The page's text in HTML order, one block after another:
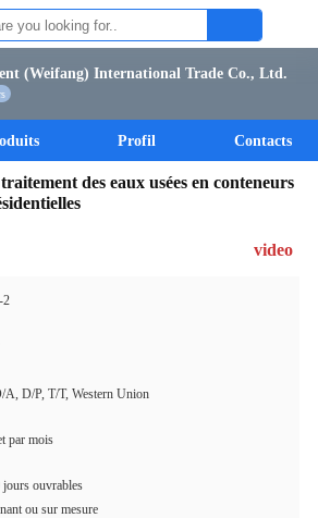
(Weifang) International Trade Co., Ltd.
Profil Contacts
des eaux usées en conteneurs
video
2
A, D/P, T/T, Western Union
par mois
jours ouvrables
ou sur mesure